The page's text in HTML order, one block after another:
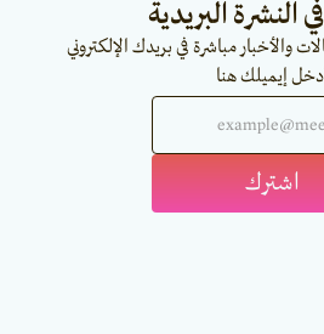
النشرة البريدية
مباشرة في بريدك الإلكتروني
إيميلك هنا